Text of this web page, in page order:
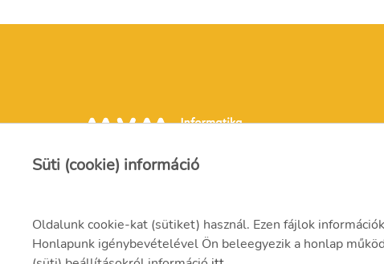
Süti (cookie) információ
Oldalunk cookie-kat (sütiket) használ. Ezen fájlok
Honlapunk igénybevételével Ön beleegyezik a honlap